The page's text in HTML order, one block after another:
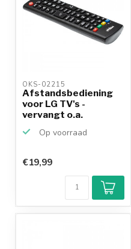
OKS-02215
Afstandsbediening
voor LG TV's -
vervangt o.a.
Op voorraad
€19,99